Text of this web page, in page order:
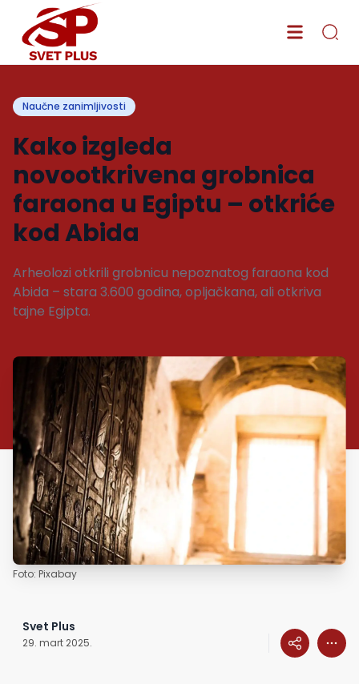
Naučne zanimljivosti
Kako izgleda
novootkrivena grobnica
faraona u Egiptu – otkriće
kod Abida
Arheolozi otkrili grobnicu nepoznatog faraona kod
Abida – stara 3.600 godina, opljačkana, ali otkriva
tajne Egipta.
Foto: Pixabay
Svet Plus
29. mart 2025.